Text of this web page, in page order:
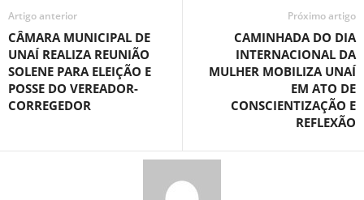
Artigo anterior
CÂMARA MUNICIPAL DE
UNAÍ REALIZA REUNIÃO
SOLENE PARA ELEIÇÃO E
POSSE DO VEREADOR-
CORREGEDOR
Próximo artigo
CAMINHADA DO DIA
INTERNACIONAL DA
MULHER MOBILIZA UNAÍ
EM ATO DE
CONSCIENTIZAÇÃO E
REFLEXÃO